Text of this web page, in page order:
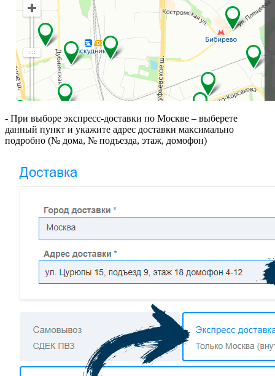
- При выборе экспресс-доставки по Москве – выберете
данный пункт и укажите адрес доставки максимально
подробно (№ дома, № подъезда, этаж, домофон)